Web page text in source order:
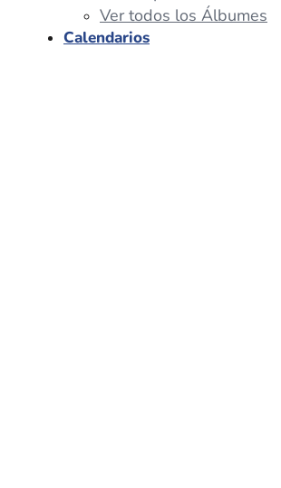
Ver todos los Álbumes
Calendarios